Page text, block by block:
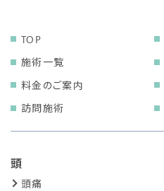
TOP
施術一覧
料金のご案内
訪問施術
頭
頭痛